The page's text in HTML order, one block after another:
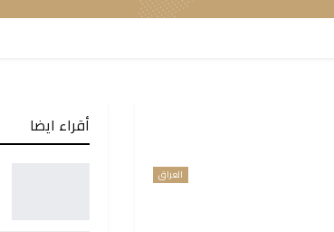
العراق
أقراء ايضا